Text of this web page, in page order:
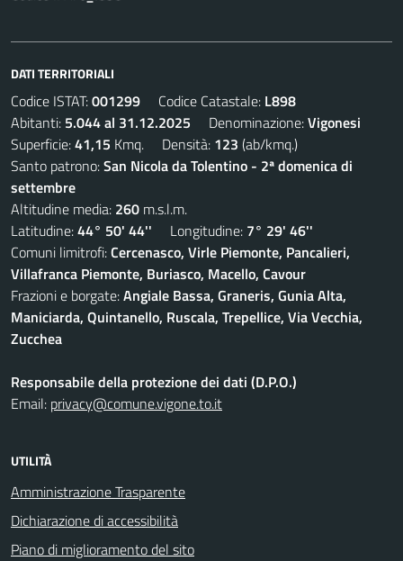
DATI TERRITORIALI
Codice ISTAT:001299 Codice Catastale: L898
Abitanti: 5.044 al 31.12.2025 Denominazione:Vigonesi
Superficie:41,15 Kmq. Densità: 123 (ab/kmq.)
Santo patrono:San Nicola da Tolentino - 2ª domenica di
settembre
Altitudine media: 260 m.s.l.m.
Latitudine:44° 50' 44'' Longitudine: 7° 29' 46''
Comuni limitrofi:Cercenasco, Virle Piemonte, Pancalieri,
Villafranca Piemonte, Buriasco, Macello, Cavour
Frazioni e borgate:Angiale Bassa, Graneris, Gunia Alta,
Maniciarda, Quintanello, Ruscala, Trepellice, Via Vecchia,
Zucchea
Responsabile della protezione dei dati (D.P.O.)
Email: privacy@comune.vigone.to.it
UTILITÀ
Amministrazione Trasparente
Dichiarazione di accessibilità
Piano di miglioramento del sito